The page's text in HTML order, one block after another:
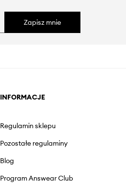
Zapisz mnie
INFORMACJE
Regulamin sklepu
Pozostałe regulaminy
Blog
Program Answear Club